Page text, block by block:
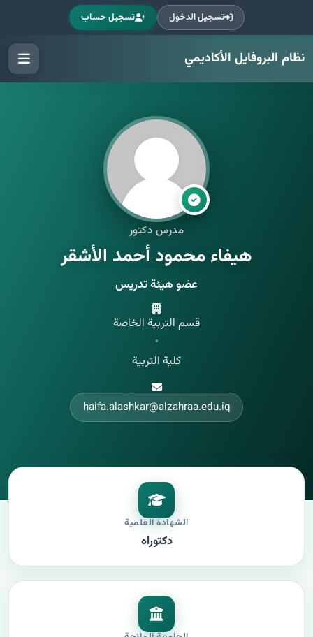
تسجيل الدخول تسجيل حساب
نظام البروفايل الأكاديمي
مدرس دكتور
هيفاء محمود أحمد الأشقر
عضو هيئة تدريس
قسم التربية الخاصة
•
كلية التربية
haifa.alashkar@alzahraa.edu.iq
الشهادة العلمية
دكتوراه